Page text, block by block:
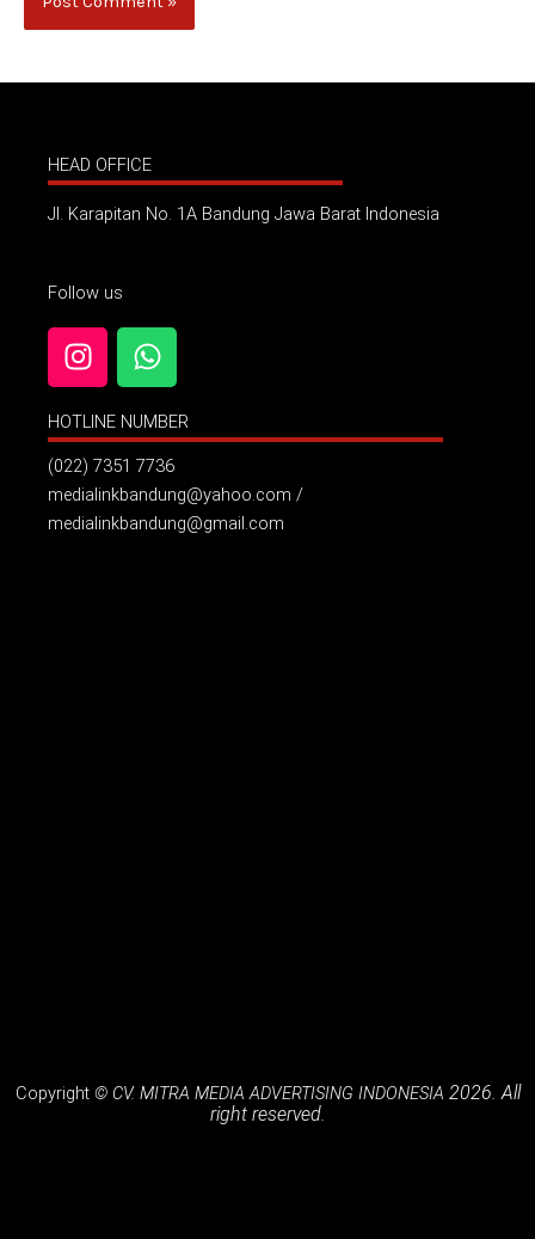
HEAD OFFICE
Jl. Karapitan No. 1A Bandung Jawa Barat Indonesia
Follow us
I
n
t
a
g
r
W
h
t
s
a
p
HOTLINE NUMBER
(022) 7351 7736
medialinkbandung@yahoo.com /
medialinkbandung@gmail.com
Copyright© CV. MITRA MEDIA ADVERTISING INDONESIA 2026. All
right reserved.